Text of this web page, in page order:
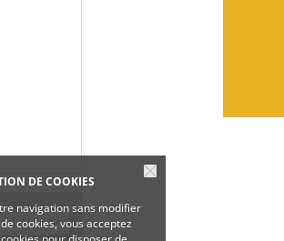
DE COOKIES
navigation sans modifier
cookies, vous acceptez